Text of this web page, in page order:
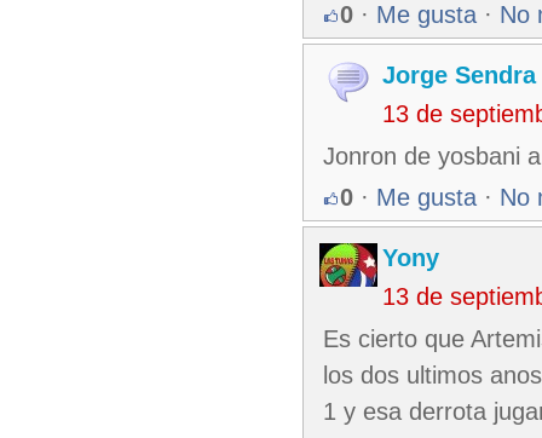
0 · Me gusta · No
Jorge
13 de
Jonron de yosbani
0 · Me gusta · No
Yony
13 de
Es cierto que
los dos ultimos
1 y esa derrota